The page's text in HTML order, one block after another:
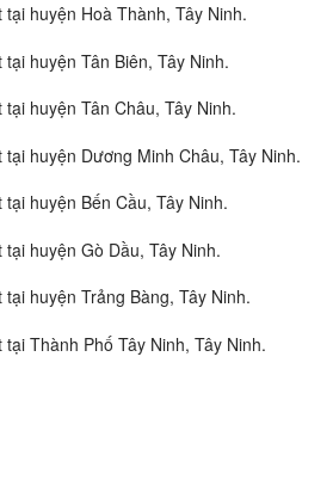
huyện Hoà Thành, Tây Ninh.
huyện Tân Biên, Tây Ninh.
huyện Tân Châu, Tây Ninh.
huyện Dương Minh Châu, Tây Ninh.
huyện Bến Cầu, Tây Ninh.
huyện Gò Dầu, Tây Ninh.
huyện Trảng Bàng, Tây Ninh.
Thành Phố Tây Ninh, Tây Ninh.